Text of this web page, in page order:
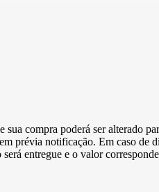
compra poderá ser alterado
prévia notificação. Em caso
entregue e o valor